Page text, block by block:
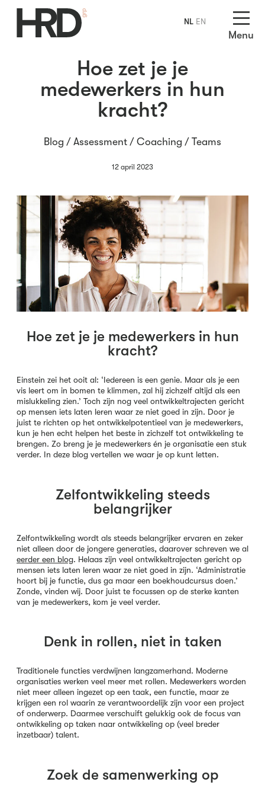
Menu
Hoe zet je je
medewerkers in hun
kracht?
Blog / Assessment / Coaching / Teams
12 april 2023
Hoe zet je je medewerkers in hun
kracht?
Einstein zei het ooit al: ‘Iedereen is een genie. Maar als je een
vis leert om in bomen te klimmen, zal hij zichzelf altijd als een
mislukkeling zien.’ Toch zijn nog veel ontwikkeltrajecten gericht
op mensen iets laten leren waar ze niet goed in zijn. Door je
juist te richten op het ontwikkelpotentieel van je medewerkers,
kun je hen echt helpen het beste in zichzelf tot ontwikkeling te
brengen. Zo breng je je medewerkers én je organisatie een stuk
verder. In deze blog vertellen we waar je op kunt letten.
Zelfontwikkeling steeds
belangrijker
Zelfontwikkeling wordt als steeds belangrijker ervaren en zeker
niet alleen door de jongere generaties, daarover schreven we al
eerder een blog. Helaas zijn veel ontwikkeltrajecten gericht op
mensen iets laten leren waar ze niet goed in zijn. ‘Administratie
hoort bij je functie, dus ga maar een boekhoudcursus doen.’
Zonde, vinden wij. Door juist te focussen op de sterke kanten
van je medewerkers, kom je veel verder.
Denk in rollen, niet in taken
Traditionele functies verdwijnen langzamerhand. Moderne
organisaties werken veel meer met rollen. Medewerkers worden
niet meer alleen ingezet op een taak, een functie, maar ze
krijgen een rol waarin ze verantwoordelijk zijn voor een project
of onderwerp. Daarmee verschuift gelukkig ook de focus van
ontwikkeling op taken naar ontwikkeling op (veel breder
inzetbaar) talent.
Zoek de samenwerking op
NL EN